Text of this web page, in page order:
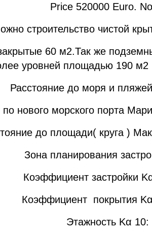
Price 520000 Euro.
строительство чистой
60 м2.Так же
уровней площадью 190 м2
Расстояние до моря и
по нового морского порта
до площади( круга )
Зона планирования
Коэффициент застройки
Коэффициент покрытия
Этажность Κα 10: